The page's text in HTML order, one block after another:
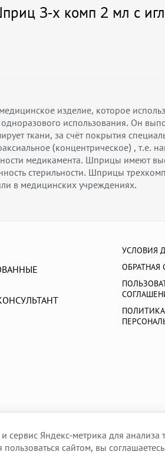
3-х комп 2 мл с
изделие, которое
использования. Он
ткани, за счёт покрытия
(концентрическое) , т.е.
медикамента. Шприцы имеют
стерильности. Шприцы
в медицинских учреждениях.
УСЛОВИЯ
ОБРАТНАЯ
Яндекс-метрика для
сайтом, вы